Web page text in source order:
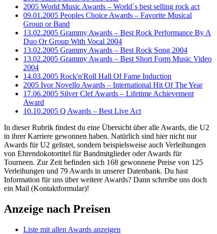
2005 World Music Awards – World´s best selling rock act
09.01.2005 Peoples Choice Awards – Favorite Musical
Group or Band
13.02.2005 Grammy Awards – Best Rock Performance By A
Duo Or Group With Vocal 2004
13.02.2005 Grammy Awards – Best Rock Song 2004
13.02.2005 Grammy Awards – Best Short Form Music Video
2004
14.03.2005 Rock'n'Roll Hall Of Fame Induction
2005 Ivor Novello Awards – International Hit Of The Year
17.06.2005 Silver Clef Awards – Lifetime Achievement
Award
10.10.2005 Q Awards – Best Live Act
In dieser Rubrik findest du eine Übersicht über alle Awards, die U2
in ihrer Karriere gewonnen haben. Natürlich sind hier nicht nur
Awards für U2 gelistet, sondern beispielsweise auch Verleihungen
von Ehrendokotortitel für Bandmitglieder oder Awards für
Tourneen. Zur Zeit befinden sich 168 gewonnene Preise von 125
Verleihungen und 79 Awards in unserer Datenbank. Du hast
Information für uns über weitere Awards? Dann schreibe uns doch
ein Mail (Kontaktformular)!
Anzeige nach Preisen
Liste mit allen Awards anzeigen